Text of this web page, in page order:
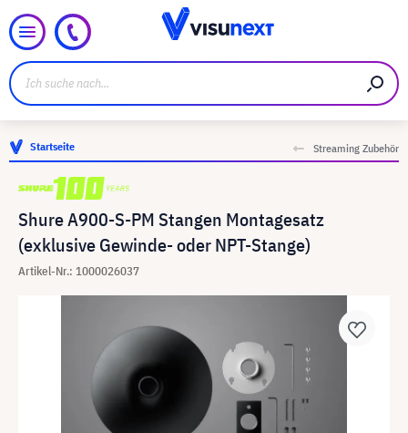
Startseite Streaming Zubehör
Shure A900-S-PM Stangen Montagesatz
(exklusive Gewinde- oder NPT-Stange)
Artikel-Nr.: 1000026037